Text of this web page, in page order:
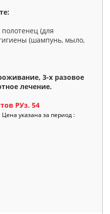
(для
(шампунь, мыло,
3-х разовое
лечение.
РУз. 54
Цена указана за период :